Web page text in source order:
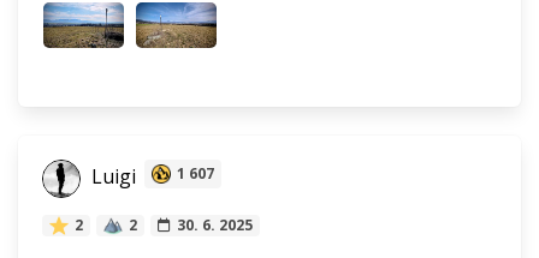
Luigi 1 607
2 2 30. 6. 2025